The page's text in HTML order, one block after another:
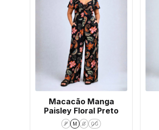
Macacão Manga
Paisley Floral Preto
P M G GG